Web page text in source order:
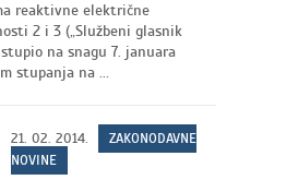
reaktivne električne
2 i 3 („Službeni glasnik
stupio na snagu 7. januara
stupanja na ...
21. 02. 2014.
ZAKONODAVNE
NOVINE